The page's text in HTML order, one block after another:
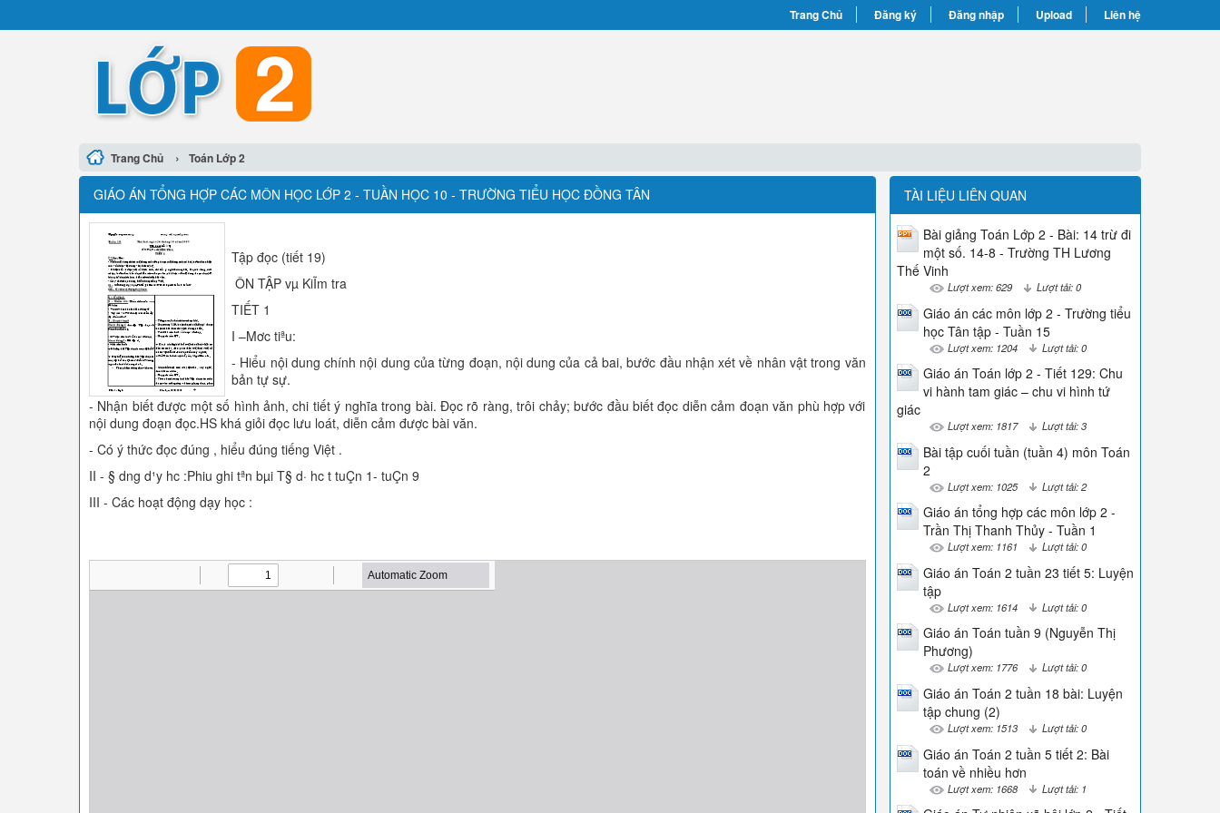
Trang Chủ Đăng ký Đăng nhập Upload Liên hệ
Trang Chủ › Toán Lớp 2
GIÁO ÁN TỔNG HỢP CÁC MÔN HỌC LỚP 2 - TUẦN HỌC 10 - TRƯỜNG TIỂU HỌC ĐỒNG TÂN
Tập đọc (tiết 19)
ÔN TẬP vµ KiĨm tra
TIẾT 1
I –Mơc tiªu:
- Hiểu nội dung chính nội dung của từng đoạn, nội dung của cả bai, bước đầu nhận xét về nhân vật trong văn
bản tự sự.
- Nhận biết được một số hình ảnh, chi tiết ý nghĩa trong bài. Đọc rõ ràng, trôi chảy; bước đầu biết đọc diễn cảm đoạn văn phù hợp với
nội dung đoạn đọc.HS khá giỏi đọc lưu loát, diễn cảm được bài văn.
- Có ý thức đọc đúng , hiểu đúng tiếng Việt .
II - § dng d¹y hc :Phiu ghi tªn bµi T§ d· hc t tuÇn 1- tuÇn 9
III - Các hoạt động dạy học :
TÀI LIỆU LIÊN QUAN
Bài giảng Toán Lớp 2 - Bài: 14 trừ đi
một số. 14-8 - Trường TH Lương
Thế Vinh
Lượt xem: 629 Lượt tải: 0
Giáo án các môn lớp 2 - Trường tiểu
học Tân tập - Tuần 15
Lượt xem: 1204 Lượt tải: 0
Giáo án Toán lớp 2 - Tiết 129: Chu
vi hành tam giác – chu vi hình tứ
giác
Lượt xem: 1817 Lượt tải: 3
Bài tập cuối tuần (tuần 4) môn Toán
2
Lượt xem: 1025 Lượt tải: 2
Giáo án tổng hợp các môn lớp 2 -
Trần Thị Thanh Thủy - Tuần 1
Lượt xem: 1161 Lượt tải: 0
Giáo án Toán 2 tuần 23 tiết 5: Luyện
tập
Lượt xem: 1614 Lượt tải: 0
Giáo án Toán tuần 9 (Nguyễn Thị
Phương)
Lượt xem: 1776 Lượt tải: 0
Giáo án Toán 2 tuần 18 bài: Luyện
tập chung (2)
Lượt xem: 1513 Lượt tải: 0
Giáo án Toán 2 tuần 5 tiết 2: Bài
toán về nhiều hơn
Lượt xem: 1668 Lượt tải: 1